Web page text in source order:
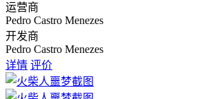
运营商
Pedro Castro Menezes
开发商
Pedro Castro Menezes
详情 评价